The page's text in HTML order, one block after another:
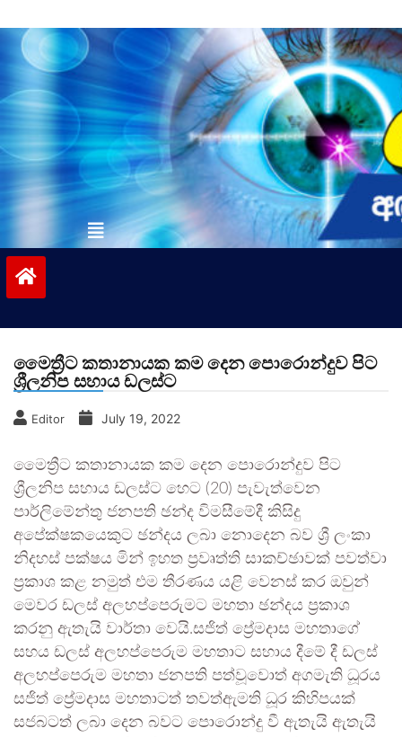
to
contentvinivida.lk
මෛත්‍රීට කතානායක කම දෙන පොරොන්දුව පිට
ශ්‍රීලනිප සහාය ඩලස්ට
Editor July 19, 2022
මෛත්‍රීට කතානායක කම දෙන පොරොන්දුව පිට
ශ්‍රීලනිප සහාය ඩලස්ට හෙට (20) පැවැත්වෙන
පාර්ලිමේන්තු ජනපති ඡන්ද විමසීමේදී කිසිදු
අපේක්ෂකයෙකුට ඡන්දය ලබා නොදෙන බව ශ්‍රී ලංකා
නිදහස් පක්ෂය මින් ඉහත ප්‍රවෘත්ති සාකච්ඡාවක් පවත්වා
ප්‍රකාශ කළ නමුත් එම තීරණය යළි වෙනස් කර ඔවුන්
මෙවර ඩලස් අලහප්පෙරුමට මහතා ඡන්දය ප්‍රකාශ
කරනු ඇතැයි වාර්තා වෙයි.සජිත් ප්‍රේමදාස මහතාගේ
සහය ඩලස් අලහප්පෙරුම මහතාට සහාය දීමේ දී ඩලස්
අලහප්පෙරුම මහතා ජනපති පත්වූවොත් අගමැති ධූරය
සජිත් ප්‍රේමදාස මහතාටත් තවත්ඇමති ධූර කිහිපයක්
සජබටත් ලබා දෙන බවට පොරොන්දු වී ඇතැයි ඇතැයි